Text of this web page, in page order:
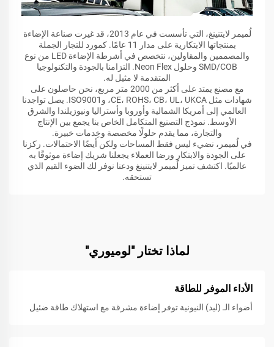
لُميمر لايتنينغ، التي تأسست في عام 2013، قد غيرت صناعة الإضاءة
بمنتجاتها الابتكارية على مدار 11 عامًا. كمورد للتجار الجملة
والمصممين والمقاولين، نتخصص في أشرطة الإضاءة LED من نوع
SMD/COB وحلول Neon Flex. التزامنا بالجودة والتكنولوجيا
المتقدمة لا مثيل له.
مع مصنع يمتد على أكثر من 2000 متر مربع، نحن حاصلون على
شهادات مثل CE، ROHS، CB، UL، UKCA، وISO9001. يصل تواجدنا
العالمي إلى أمريكا الشمالية وأوروبا وأستراليا ونيوزيلندا والشرق
الأوسط. نموذج التصنيع المتكامل الخاص بنا يجمع بين الإنتاج
والتجارة، مما يقدم حلولًا مخصصة وخِدمات خبيرة.
في لُميمر، نضيء ليس فقط المساحات ولكن أيضًا الاحتمالات. ركزنا
على الجودة والابتكار ورضا العملاء يجعلنا شريك إضاءة موثوقًا به
عالميًا. اكتشف تميز لُميمر لايتنينغ ودعنا نوفر لك الضوء القيم الذي
تستحقه.
لماذا تختار "لوميوري"
الأداء الموفر للطاقة
أضواء الـ (ليد) النيونية توفر إضاءة مشرقة مع استهلاك طاقة ضئيل